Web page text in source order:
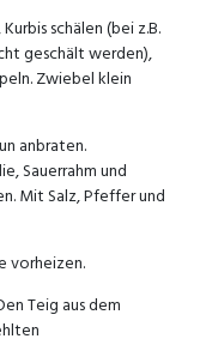
schälen (bei z.B.
geschält werden),
Zwiebel klein
anbraten.
Sauerrahm und
Mit Salz, Pfeffer und
vorheizen.
Teig aus dem